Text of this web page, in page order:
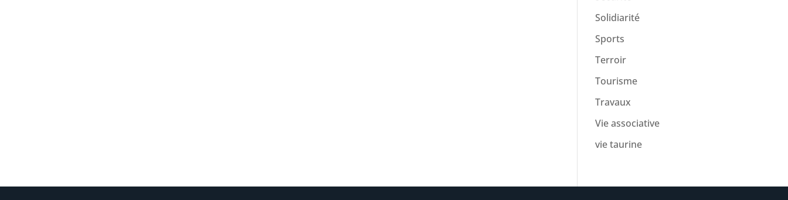
Solidiarité
Sports
Terroir
Tourisme
Travaux
Vie associative
vie taurine